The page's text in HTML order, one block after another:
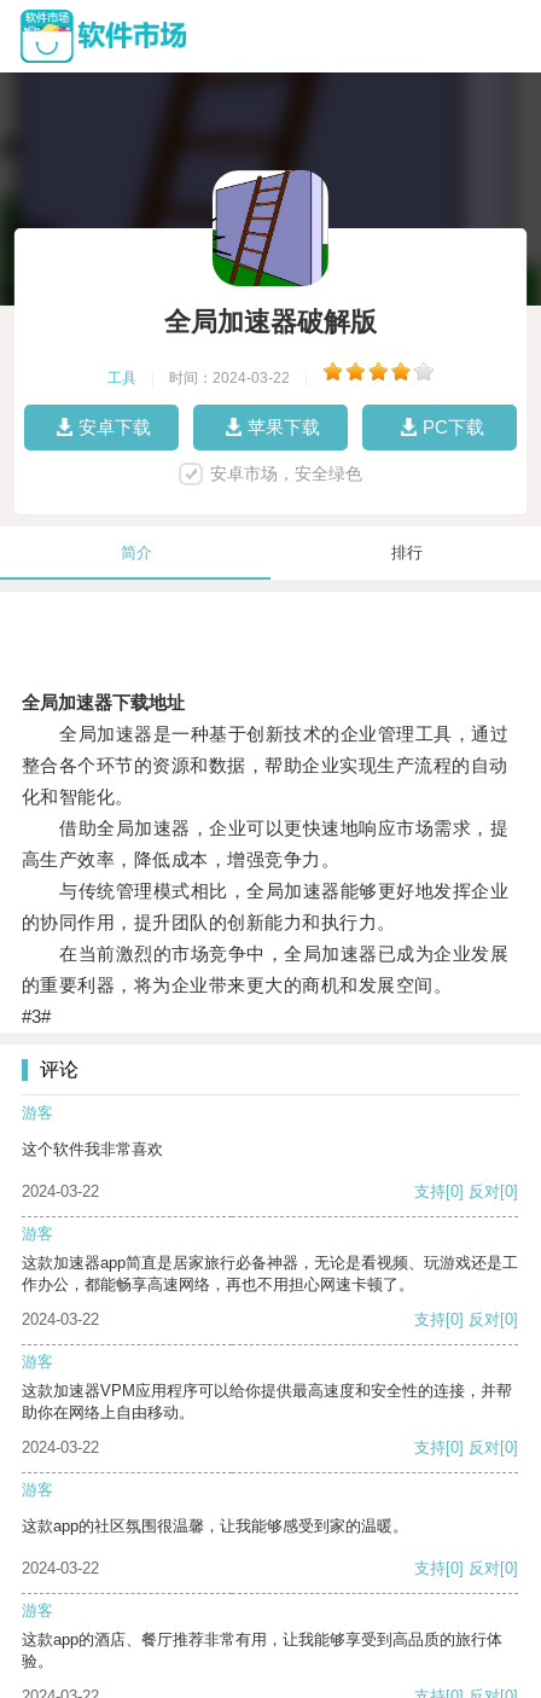
全局加速器破解版
工具 时间：2024-03-22
安卓下载 苹果下载 PC下载
安卓市场，安全绿色
简介 排行
全局加速器下载地址
全局加速器是一种基于创新技术的企业管理工具，通过
整合各个环节的资源和数据，帮助企业实现生产流程的自动
化和智能化。
借助全局加速器，企业可以更快速地响应市场需求，提
高生产效率，降低成本，增强竞争力。
与传统管理模式相比，全局加速器能够更好地发挥企业
的协同作用，提升团队的创新能力和执行力。
在当前激烈的市场竞争中，全局加速器已成为企业发展
的重要利器，将为企业带来更大的商机和发展空间。
#3#
评论
游客
这个软件我非常喜欢
2024-03-22 支持[0] 反对[0]
游客
这款加速器app简直是居家旅行必备神器，无论是看视频、玩游戏还是工
作办公，都能畅享高速网络，再也不用担心网速卡顿了。
2024-03-22
支持[0] 反对[0]
游客
这款加速器VPM应用程序可以给你提供最高速度和安全性的连接，并帮
助你在网络上自由移动。
2024-03-22
支持[0] 反对[0]
游客
这款app的社区氛围很温馨，让我能够感受到家的温暖。
2024-03-22 支持[0] 反对[0]
游客
这款app的酒店、餐厅推荐非常有用，让我能够享受到高品质的旅行体
验。